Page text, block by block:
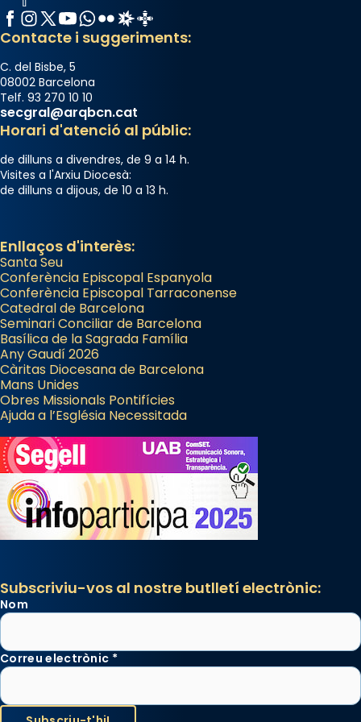
Santes a Mataró»🥵.
Photo
View on Facebook
Arquebisbat de Barcelona
2 weeks ago
Jaume, fill de Zebedeu, és juntament amb el
seu germà Joan i Pere un dels que
acompanyava més de prop Jesús.
apòstol màrtir, decapitat a Jerusalem per
Herodes Agripa (vers l'any 44).
Patró de Galícia, després de les invasions
musulmanes fou venerat com a patró dels
Regnes castellans i més tard de tota
Espanya.
El seu sepulcre a Compostela fou un gran
centre de peregrinacions medievals de tot
el món cristià, després de Roma i terra
Santa.
«A Raïms de Sant Jaume, raïms aigualits;
raïms de setembre te'n llepes els dits»,
segons una dita popular.
Photo
Facebook
Instagram
X / Twitter
YouTube
WhatsApp
FlickrRadio Estel
Catalunya Cristiana
Contacte i suggeriments:
C. del Bisbe, 5
08002 Barcelona
Telf. 93 270 10 10
secgral@arqbcn.cat
Horari d'atenció al públic:
de dilluns a divendres, de 9 a 14 h.
Visites a l'Arxiu Diocesà:
de dilluns a dijous, de 10 a 13 h.
Enllaços d'interès:
Santa Seu
Conferència Episcopal Espanyola
Conferència Episcopal Tarraconense
Catedral de Barcelona
Seminari Conciliar de Barcelona
Basílica de la Sagrada Família
Any Gaudí 2026
Càritas Diocesana de Barcelona
Mans Unides
Obres Missionals Pontifícies
Ajuda a l’Església Necessitada
Subscriviu-vos al nostre butlletí electrònic:
Nom
Correu electrònic *